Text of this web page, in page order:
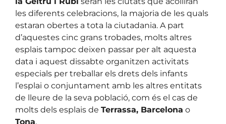
les diferents celebracions, la majoria de les quals
estaran obertes a tota la ciutadania. A part
d’aquestes cinc grans trobades, molts altres
esplais tampoc deixen passar per alt aquesta
data i aquest dissabte organitzen activitats
especials per treballar els drets dels infants
l’esplai o conjuntament amb les altres entitats
de lleure de la seva població, com és el cas de
molts dels esplais de Terrassa, Barcelona o
Tona.